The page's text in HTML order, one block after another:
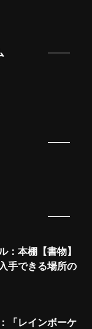
：本棚【書物】
手できる場所の
「レインボーケ